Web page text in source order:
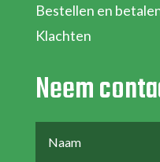
Bestellen en
Klachten
Neem